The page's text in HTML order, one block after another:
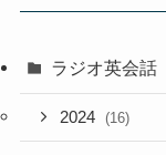
ラジオ英会話
2024 (16)